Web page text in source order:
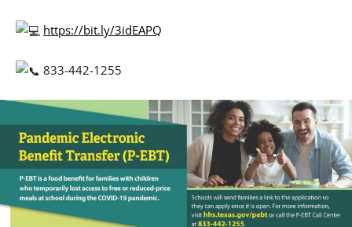
https://bit.ly/3idEAPQ
833-442-1255